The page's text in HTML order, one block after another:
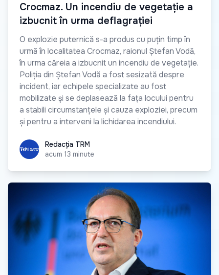
Crocmaz. Un incendiu de vegetație a
izbucnit în urma deflagrației
O explozie puternică s-a produs cu puțin timp în
urmă în localitatea Crocmaz, raionul Ștefan Vodă,
în urma căreia a izbucnit un incendiu de vegetație.
Poliția din Ștefan Vodă a fost sesizată despre
incident, iar echipele specializate au fost
mobilizate și se deplasează la fața locului pentru
a stabili circumstanțele și cauza exploziei, precum
și pentru a interveni la lichidarea incendiului.
Redacția TRM
Redacția TRM
acum 13 minute